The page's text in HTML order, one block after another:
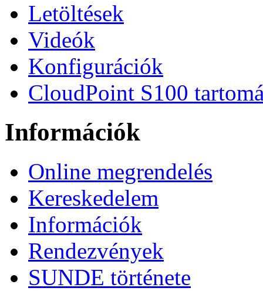
Letöltések
Videók
Konfigurációk
CloudPoint S100
Információk
Online megrendelés
Kereskedelem
Információk
Rendezvények
SUNDE története